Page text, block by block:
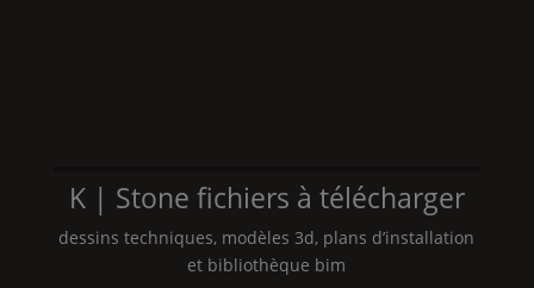
K | Stone fichiers à télécharger
dessins techniques, modèles 3d, plans d’installation
et bibliothèque bim